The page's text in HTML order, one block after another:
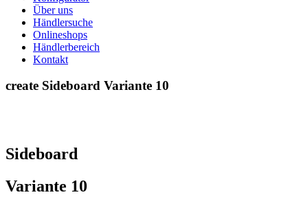
Über uns
Händlersuche
Onlineshops
Händlerbereich
Kontakt
create Sideboard Variante 10
Sideboard
Variante 10